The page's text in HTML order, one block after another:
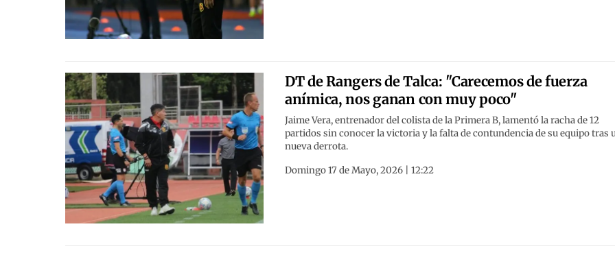
DT de Rangers de Talca: "Carecemos de fuerza
anímica, nos ganan con muy poco"
Jaime Vera, entrenador del colista de la Primera B, lamentó la racha de 12
partidos sin conocer la victoria y la falta de contundencia de su equipo tras
nueva derrota.
Domingo 17 de Mayo, 2026 | 12:22